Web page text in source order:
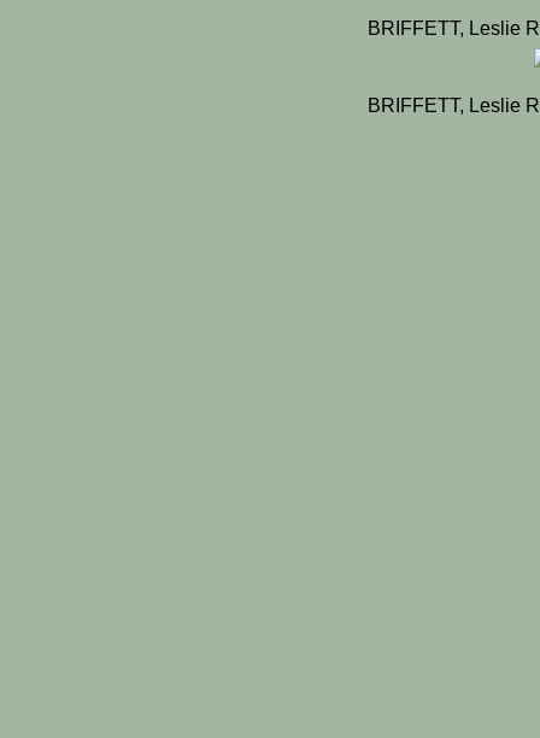
BRIFFETT, Leslie
BRIFFETT, Leslie